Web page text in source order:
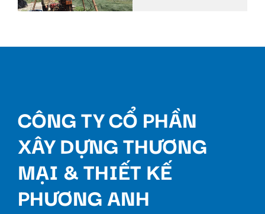
CÔNG TY CỔ PHẦN
XÂY DỰNG THƯƠNG
MẠI & THIẾT KẾ
PHƯƠNG ANH